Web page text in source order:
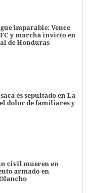
imparable: Vence
y marcha invicto en
de Honduras
es sepultado en La
dolor de familiares y
civil mueren en
armado en